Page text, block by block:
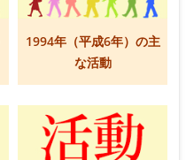
1994年（平成6年）の主
な活動